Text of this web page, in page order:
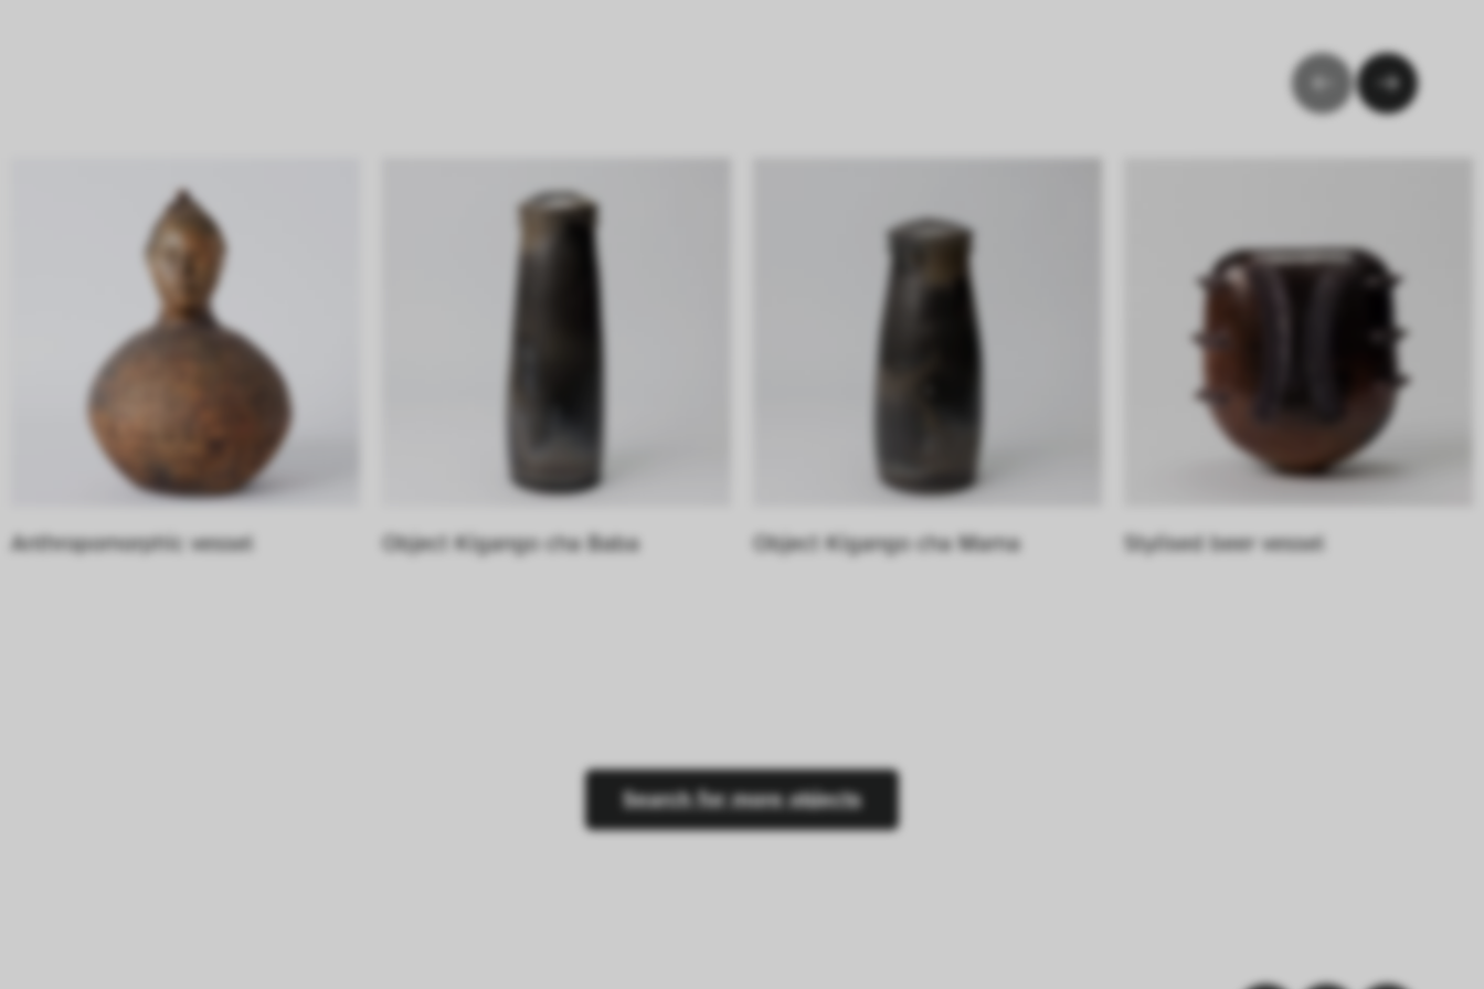
Anthropomorphic vessel Object Kigango cha Baba Object Kigango cha Mama Stylised beer vessel
Search for more objects